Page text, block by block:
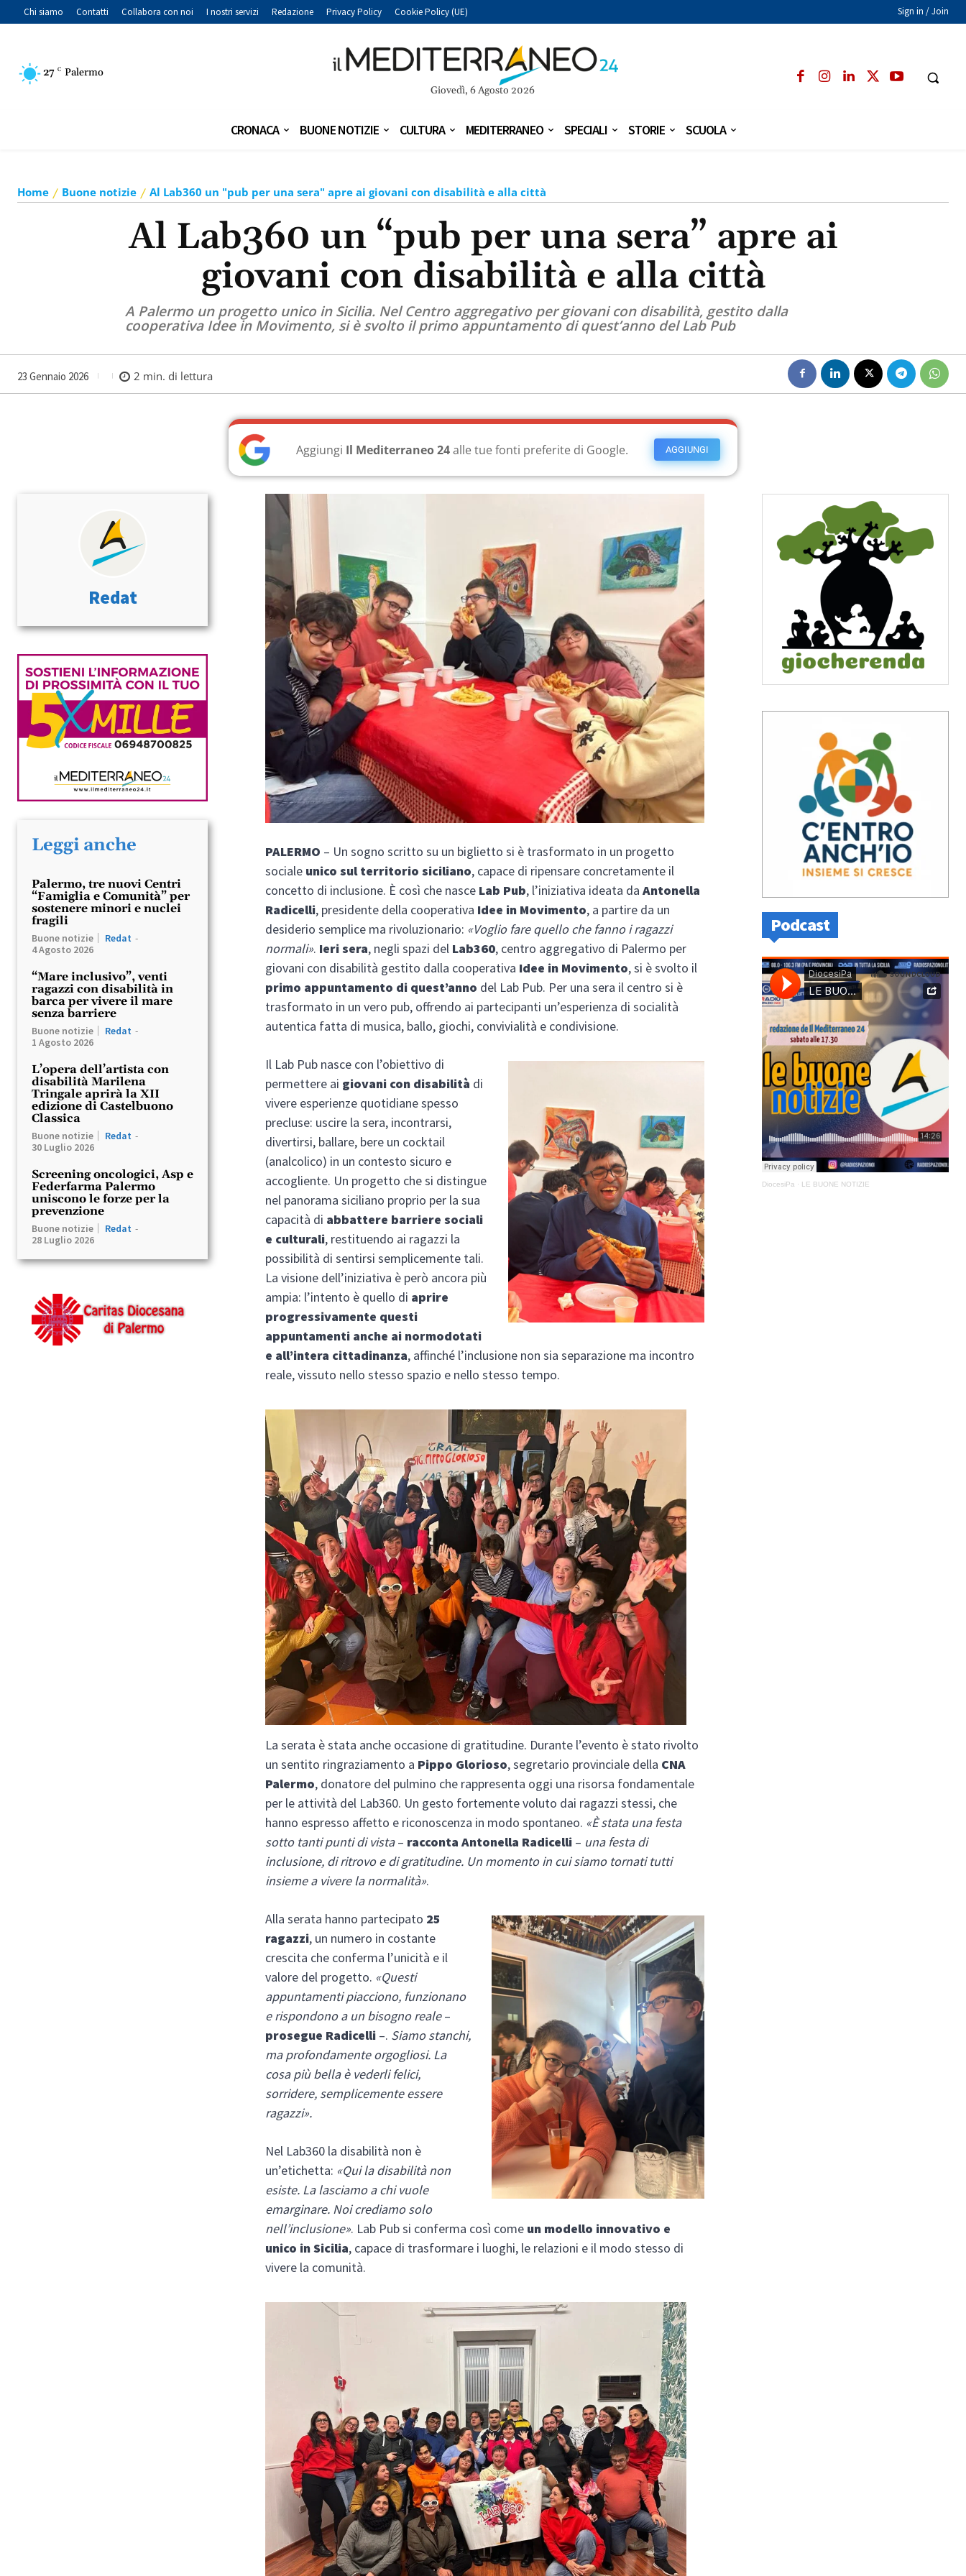
Chi siamo Contatti Collabora con noi I nostri servizi Redazione Privacy Policy Cookie Policy (UE) Sign in / Join
27 C Palermo
Giovedì, 6 Agosto 2026
CRONACA BUONE NOTIZIE CULTURA MEDITERRANEO SPECIALI STORIE SCUOLA
Home Buone notizie Al Lab360 un "pub per una sera" apre ai giovani con disabilità e alla città
Al Lab360 un “pub per una sera” apre ai
giovani con disabilità e alla città
A Palermo un progetto unico in Sicilia. Nel Centro aggregativo per giovani con disabilità, gestito dalla
cooperativa Idee in Movimento, si è svolto il primo appuntamento di quest’anno del Lab Pub
23 Gennaio 2026 2 min. di lettura
AGGIUNGI
Aggiungi Il Mediterraneo 24alle tue fonti preferite di Google.
Redat
Leggi anche
Palermo, tre nuovi Centri
“Famiglia e Comunità” per
sostenere minori e nuclei
fragili
Buone notizie Redat -
4 Agosto 2026
“Mare inclusivo”, venti
ragazzi con disabilità in
barca per vivere il mare
senza barriere
Buone notizie Redat -
1 Agosto 2026
L’opera dell’artista con
disabilità Marilena
Tringale aprirà la XII
edizione di Castelbuono
Classica
Buone notizie Redat -
30 Luglio 2026
Screening oncologici, Asp e
Federfarma Palermo
uniscono le forze per la
prevenzione
Buone notizie Redat -
28 Luglio 2026
PALERMO – Un sogno scritto su un biglietto si è trasformato in un progetto
sociale unico sul territorio siciliano, capace di ripensare concretamente il
concetto di inclusione. È così che nasce Lab Pub, l’iniziativa ideata daAntonella
Radicelli, presidente della cooperativa Idee in Movimento, a partire da un
desiderio semplice ma rivoluzionario: «Voglio fare quello che fanno i ragazzi
normali». Ieri sera, negli spazi del Lab360, centro aggregativo di Palermo per
giovani con disabilità gestito dalla cooperativa Idee in Movimento, si è svolto il
primo appuntamento di quest’anno del Lab Pub. Per una sera il centro si è
trasformato in un vero pub, offrendo ai partecipanti un’esperienza di socialità
autentica fatta di musica, ballo, giochi, convivialità e condivisione.
Il Lab Pub nasce con l’obiettivo di
permettere ai giovani con disabilità di
vivere esperienze quotidiane spesso
precluse: uscire la sera, incontrarsi,
divertirsi, ballare, bere un cocktail
(analcolico) in un contesto sicuro e
accogliente. Un progetto che si distingue
nel panorama siciliano proprio per la sua
capacità di abbattere barriere sociali
e culturali, restituendo ai ragazzi la
possibilità di sentirsi semplicemente tali.
La visione dell’iniziativa è però ancora più
ampia: l’intento è quello di aprire
progressivamente questi
appuntamenti anche ai normodotati
e all’intera cittadinanza, affinché l’inclusione non sia separazione ma incontro
reale, vissuto nello stesso spazio e nello stesso tempo.
La serata è stata anche occasione di gratitudine. Durante l’evento è stato rivolto
un sentito ringraziamento a Pippo Glorioso, segretario provinciale della CNA
Palermo, donatore del pulmino che rappresenta oggi una risorsa fondamentale
per le attività del Lab360. Un gesto fortemente voluto dai ragazzi stessi, che
hanno espresso affetto e riconoscenza in modo spontaneo. «È stata una festa
sotto tanti punti di vista– racconta Antonella Radicelli – una festa di
inclusione, di ritrovo e di gratitudine. Un momento in cui siamo tornati tutti
insieme a vivere la normalità».
Alla serata hanno partecipato 25
ragazzi, un numero in costante
crescita che conferma l’unicità e il
valore del progetto. «Questi
appuntamenti piacciono, funzionano
e rispondono a un bisogno reale–
prosegue Radicelli –. Siamo stanchi,
ma profondamente orgogliosi. La
cosa più bella è vederli felici,
sorridere, semplicemente essere
ragazzi».
Nel Lab360 la disabilità non è
un’etichetta: «Qui la disabilità non
esiste. La lasciamo a chi vuole
emarginare. Noi crediamo solo
nell’inclusione». Lab Pub si conferma così come un modello innovativo e
unico in Sicilia, capace di trasformare i luoghi, le relazioni e il modo stesso di
vivere la comunità.
Podcast
DiocesiPa · LE BUONE NOTIZIE